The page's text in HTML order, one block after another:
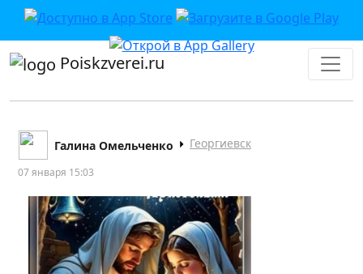
Poiskzverei.ru
Галина Омельченко Георгиевск
07 января 15:03